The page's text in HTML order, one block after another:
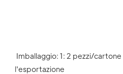
l'esportazione